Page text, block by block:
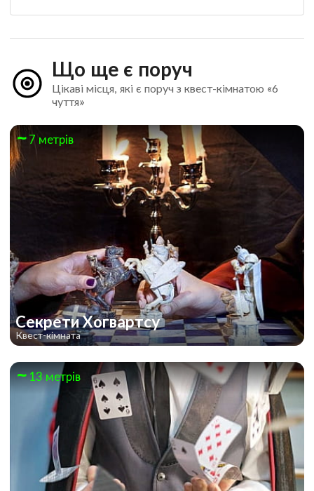
Що ще є поруч
Цікаві місця, які є поруч з квест-кімнатою «6
чуття»
7 метрів
Секрети Хогвартсу
Квест-кімната
13 метрів